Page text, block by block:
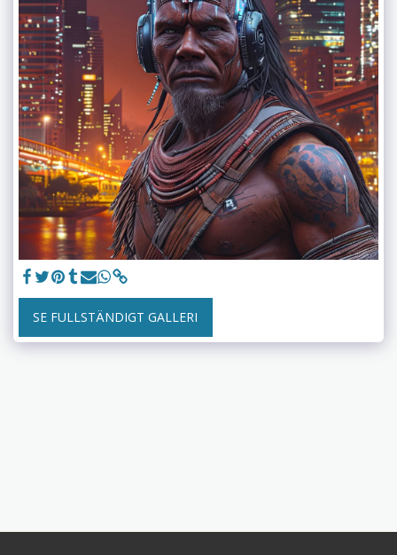
SE FULLSTÄNDIGT GALLERI